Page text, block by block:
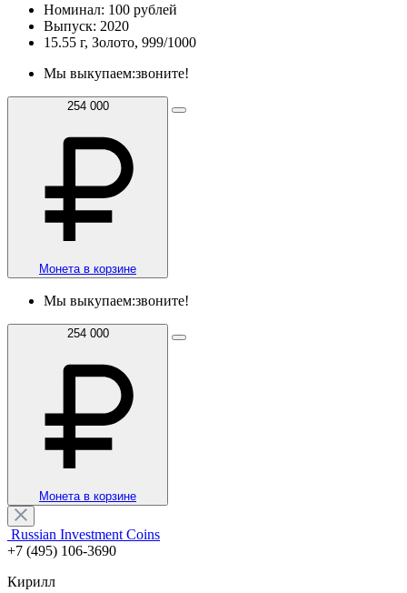
Номинал: 100 рублей
Выпуск: 2020
15.55 г, Золото, 999/1000
Мы выкупаем:звоните!
254 000
Монета в корзине
Мы выкупаем:звоните!
254 000
Монета в корзине
Russian Investment Coins
+7 (495) 106-3690
Кирилл